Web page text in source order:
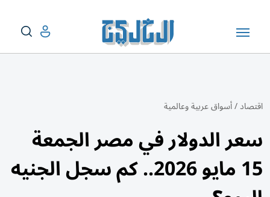
اقتصاد/أسواق عربية وعالمية
سعر الدولار في مصر الجمعة
15 مايو 2026.. كم سجل الجنيه